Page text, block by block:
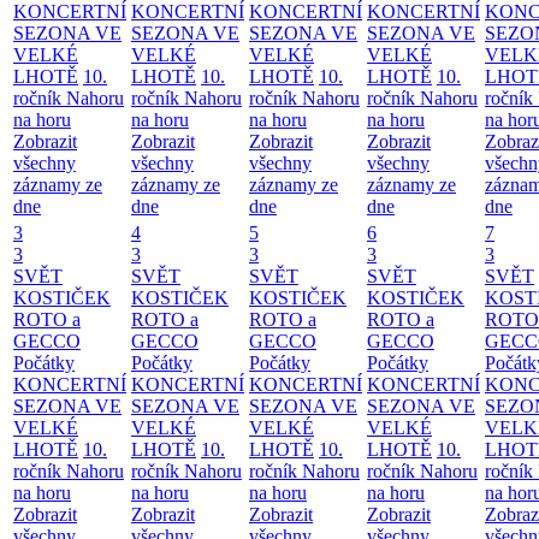
KONCERTNÍ
SEZONA VE
VELKÉ
LHOTĚ 10.
ročník Nahoru
na horu
Zobrazit
všechny
záznamy ze
dne
KONCERTNÍ
SEZONA VE
VELKÉ
LHOTĚ 10.
ročník Nahoru
na horu
Zobrazit
všechny
záznamy ze
dne
KONCERTNÍ
SEZONA VE
VELKÉ
LHOTĚ 10.
ročník Nahoru
na horu
Zobrazit
všechny
záznamy ze
dne
KONCERTNÍ
SEZONA VE
VELKÉ
LHOTĚ 10.
ročník Nahoru
na horu
Zobrazit
všechny
záznamy ze
dne
ročník
na
dne
3
3
SVĚT
KOSTIČEK
ROTO a
GECCO
Počátky
KONCERTNÍ
SEZONA VE
VELKÉ
LHOTĚ 10.
ročník Nahoru
na horu
Zobrazit
4
3
SVĚT
KOSTIČEK
ROTO a
GECCO
Počátky
KONCERTNÍ
SEZONA VE
VELKÉ
LHOTĚ 10.
ročník Nahoru
na horu
Zobrazit
5
3
SVĚT
KOSTIČEK
ROTO a
GECCO
Počátky
KONCERTNÍ
SEZONA VE
VELKÉ
LHOTĚ 10.
ročník Nahoru
na horu
Zobrazit
6
3
SVĚT
KOSTIČEK
ROTO a
GECCO
Počátky
KONCERTNÍ
SEZONA VE
VELKÉ
LHOTĚ 10.
ročník Nahoru
na horu
Zobrazit
7
3
SVĚT
ročník
na